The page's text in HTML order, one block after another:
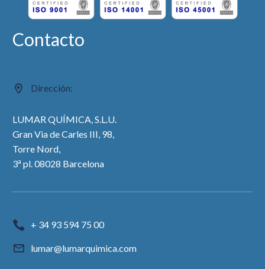
Contacto
Dirección:
LUMAR QUÍMICA, S.L.U.
Gran Via de Carles III, 98,
Torre Nord,
3a pl. 08028 Barcelona
+ 34 93 594 75 00
lumar@lumarquimica.com